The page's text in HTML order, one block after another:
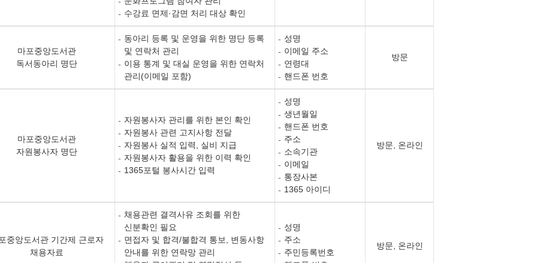
수강료 면제·감면 처리 대상 확인
마포중앙도서관
독서동아리 명단
동아리 등록 및 운영을 위한 명단 등록
및 연락처 관리
이용 통계 및 대실 운영을 위한 연락처
관리(이메일 포함)
성명
이메일 주소
연령대
핸드폰 번호
방문
마포중앙도서관
자원봉사자 명단
자원봉사자 관리를 위한 본인 확인
자원봉사 관련 고지사항 전달
자원봉사 실적 입력, 실비 지급
자원봉사자 활용을 위한 이력 확인
1365포털 봉사시간 입력
성명
생년월일
핸드폰 번호
주소
소속기관
이메일
통장사본
1365 아이디
방문, 온라인
중앙도서관 기간제 근로자
채용자료
채용관련 결격사유 조회를 위한
신분확인 필요
면접자 및 합격/불합격 통보, 변동사항
안내를 위한 연락망 관리
성명
주소
주민등록번호
방문, 온라인